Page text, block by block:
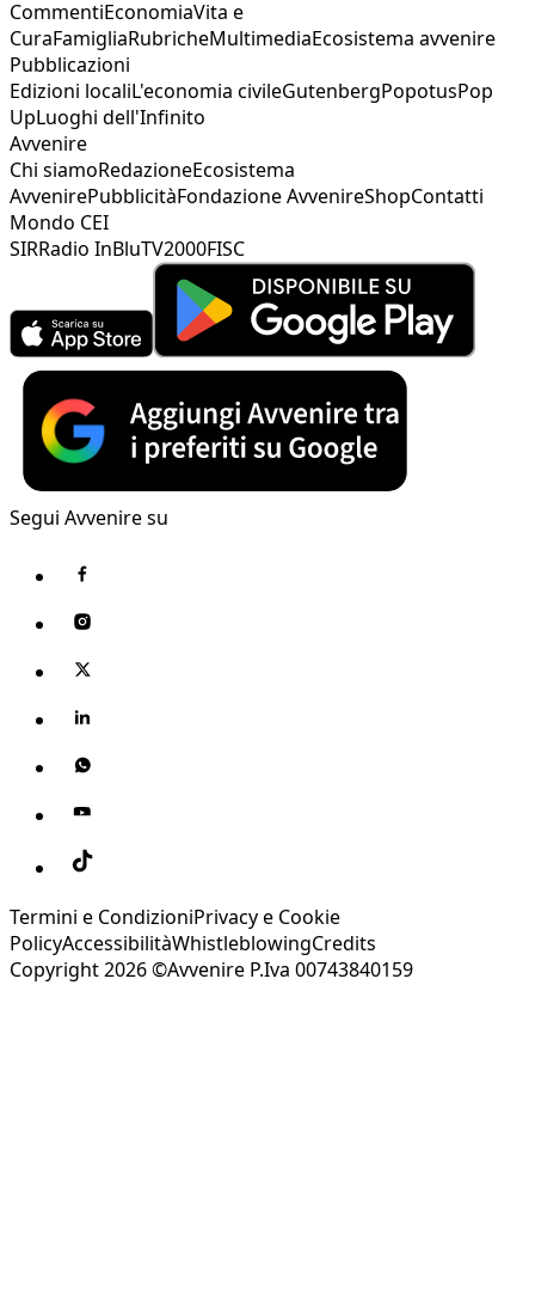
CommentiEconomiaVita e
CuraFamigliaRubricheMultimediaEcosistema avvenire
Pubblicazioni
Edizioni localiL'economia civileGutenbergPopotusPop
UpLuoghi dell'Infinito
Avvenire
Chi siamoRedazioneEcosistema
AvvenirePubblicitàFondazione AvvenireShopContatti
Mondo CEI
SIRRadio InBluTV2000FISC
Segui Avvenire su
Termini e CondizioniPrivacy e Cookie
PolicyAccessibilitàWhistleblowingCredits
Copyright 2026 ©Avvenire P.Iva 00743840159